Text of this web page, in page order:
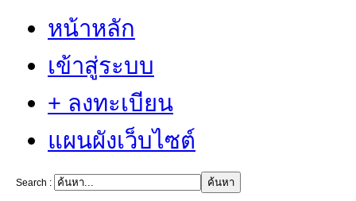
หน้าหลัก
เข้าสู่ระบบ
+ ลงทะเบียน
แผนผังเว็บไซต์
Search :